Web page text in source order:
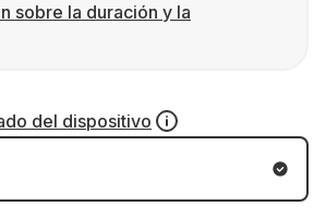
sobre la duración y la
del dispositivo